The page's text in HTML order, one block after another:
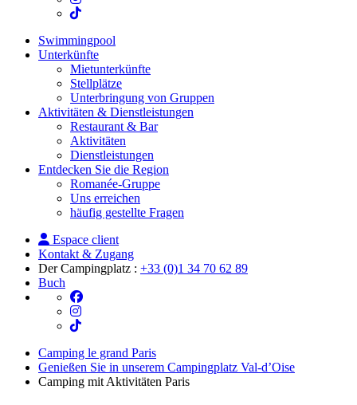
Swimmingpool
Unterkünfte
Mietunterkünfte
Stellplätze
Unterbringung von Gruppen
Aktivitäten & Dienstleistungen
Restaurant & Bar
Aktivitäten
Dienstleistungen
Entdecken Sie die Region
Romanée-Gruppe
Uns erreichen
häufig gestellte Fragen
Espace client
Kontakt & Zugang
Der Campingplatz : +33 (0)1 34 70 62 89
Buch
Camping le grand Paris
Genießen Sie in unserem Campingplatz Val-d’Oise
Camping mit Aktivitäten Paris